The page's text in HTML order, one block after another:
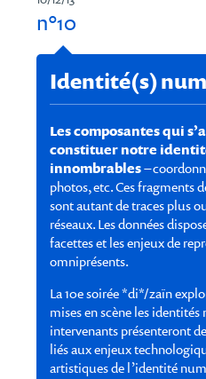
n°10
Identité(s)
Les composantes qui
constituer notre
innombrables–
photos, etc. Ces fragments
sont autant de traces plus
réseaux. Les données
facettes et les enjeux de
omniprésents.
La 10e soirée *di*/zaïn
mises en scène les
intervenants présenteront
liés aux enjeux
artistiques de l’identité